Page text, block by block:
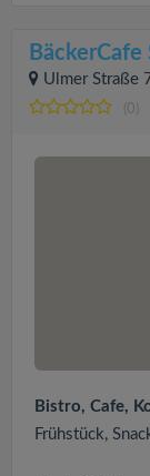
BäckerCafe
Ulmer Straße
(0)
Bistro, Cafe,
Frühstück,